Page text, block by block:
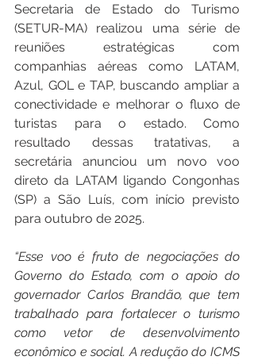
Secretaria de Estado do Turismo
(SETUR-MA) realizou uma série de
reuniões estratégicas com
companhias aéreas como LATAM,
Azul, GOL e TAP, buscando ampliar a
conectividade e melhorar o fluxo de
turistas para o estado. Como
resultado dessas tratativas, a
secretária anunciou um novo voo
direto da LATAM ligando Congonhas
(SP) a São Luís, com início previsto
para outubro de 2025.
“Esse voo é fruto de negociações do
Governo do Estado, com o apoio do
governador Carlos Brandão, que tem
trabalhado para fortalecer o turismo
como vetor de desenvolvimento
econômico e social. A redução do ICMS